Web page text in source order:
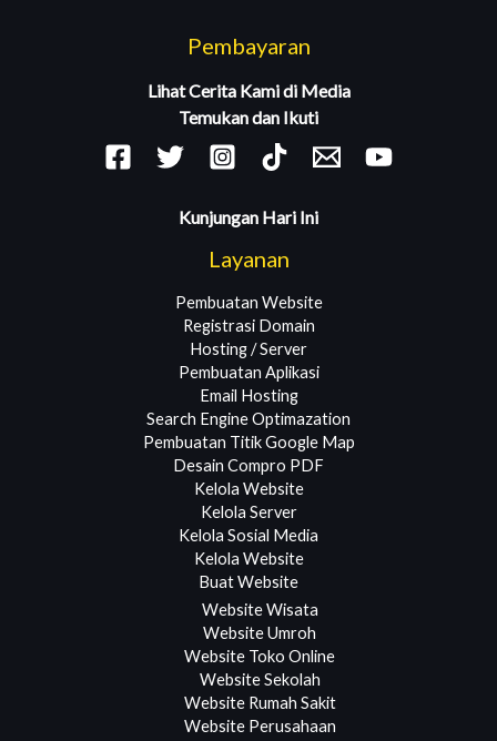
Pembayaran
Lihat Cerita Kami di Media
Temukan dan Ikuti
Kunjungan Hari Ini
Layanan
Pembuatan Website
Registrasi Domain
Hosting / Server
Pembuatan Aplikasi
Email Hosting
Search Engine Optimazation
Pembuatan Titik Google Map
Desain Compro PDF
Kelola Website
Kelola Server
Kelola Sosial Media
Kelola Website
Buat Website
Website Wisata
Website Umroh
Website Toko Online
Website Sekolah
Website Rumah Sakit
Website Perusahaan